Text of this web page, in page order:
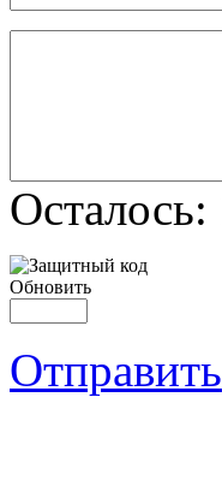
Осталось:
Обновить
Отправить